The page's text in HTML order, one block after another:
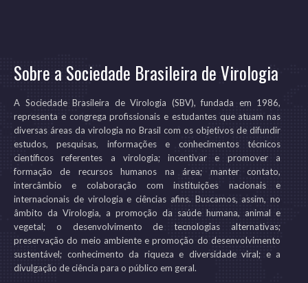
Sobre a Sociedade Brasileira de Virologia
A Sociedade Brasileira de Virologia (SBV), fundada em 1986,
representa e congrega profissionais e estudantes que atuam nas
diversas áreas da virologia no Brasil com os objetivos de difundir
estudos, pesquisas, informações e conhecimentos técnicos
científicos referentes a virologia; incentivar e promover a
formação de recursos humanos na área; manter contato,
intercâmbio e colaboração com instituições nacionais e
internacionais de virologia e ciências afins. Buscamos, assim, no
âmbito da Virologia, a promoção da saúde humana, animal e
vegetal; o desenvolvimento de tecnologias alternativas;
preservação do meio ambiente e promoção do desenvolvimento
sustentável; conhecimento da riqueza e diversidade viral; e a
divulgação de ciência para o público em geral.